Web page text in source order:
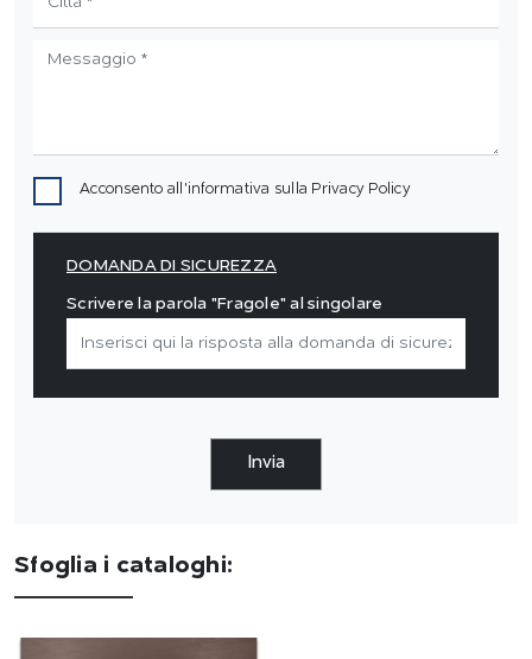
Acconsento all'informativa sulla Privacy Policy
DOMANDA DI SICUREZZA
Scrivere la parola "Fragole" al singolare
Invia
Sfoglia i cataloghi: